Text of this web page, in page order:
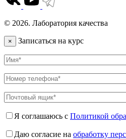
© 2026. Лаборатория качества
× Записаться на курс
Я соглашаюсь с Политикой
Даю согласие на обработку